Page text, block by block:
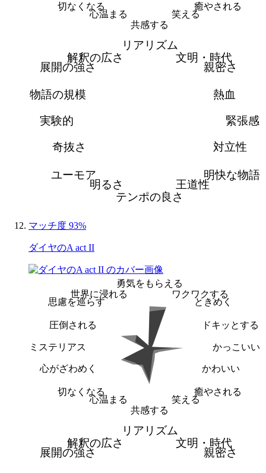
癒やされる
笑える
共感する
心温まる
切なくなる
リアリズム
文明・時代
親密さ
熱血
緊張感
対立性
明快な物語
王道性
テンポの良さ
明るさ
ユーモア
奇抜さ
実験的
物語の規模
展開の強さ
解釈の広さ
マッチ度 93%
ダイヤのA act II
勇気をもらえる
ワクワクする
ときめく
ドキッとする
かっこいい
かわいい
癒やされる
笑える
共感する
心温まる
切なくなる
心がざわめく
ミステリアス
圧倒される
思慮を巡らす
世界に浸れる
リアリズム
文明・時代
親密さ
展開の強さ
解釈の広さ